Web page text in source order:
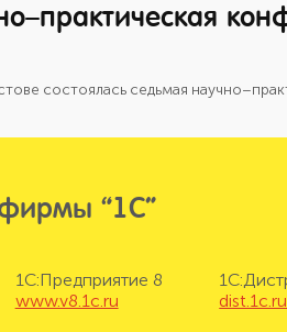
состоялась седьмая
“1С”
1С:Предприятие 8
www.v8.1c.ru
dist.1c.ru